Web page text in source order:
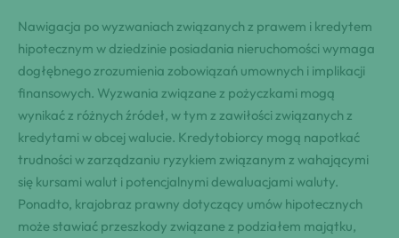
Nawigacja po wyzwaniach związanych z prawem i kredytem
hipotecznym w dziedzinie posiadania nieruchomości wymaga
dogłębnego zrozumienia zobowiązań umownych i implikacji
finansowych. Wyzwania związane z pożyczkami mogą
wynikać z różnych źródeł, w tym z zawiłości związanych z
kredytami w obcej walucie. Kredytobiorcy mogą napotkać
trudności w zarządzaniu ryzykiem związanym z wahającymi
się kursami walut i potencjalnymi dewaluacjami waluty.
Ponadto, krajobraz prawny dotyczący umów hipotecznych
może stawiać przeszkody związane z podziałem majątku,